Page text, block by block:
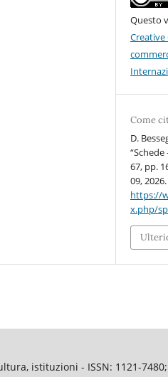
Questo
Come
D.
“Schede
67, pp.
09,
https://
x.php/
istituzioni - ISSN: 1121-7480;